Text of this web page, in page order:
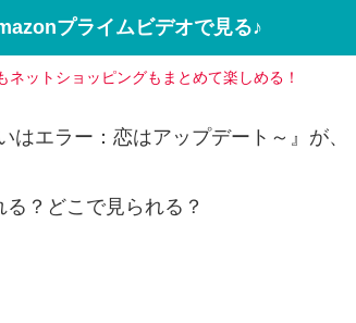
プライムビデオで見る♪
ネットショッピングもまとめて楽しめる！
エラー：恋はアップデート～』が、
？どこで見られる？